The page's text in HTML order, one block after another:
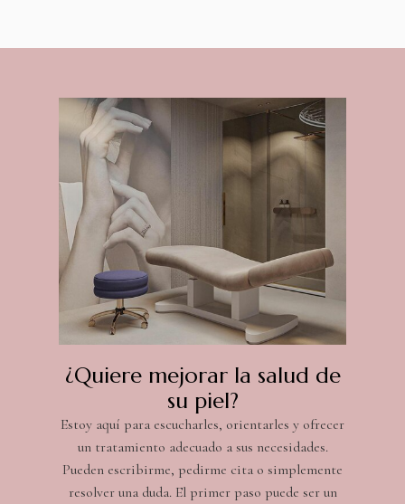
¿Quiere mejorar la salud de
su piel?
Estoy aquí para escucharles, orientarles y ofrecer
un tratamiento adecuado a sus necesidades.
Pueden escribirme, pedirme cita o simplemente
resolver una duda. El primer paso puede ser un